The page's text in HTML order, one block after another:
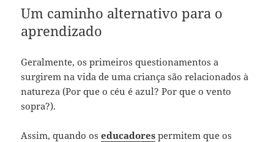
Um caminho alternativo para o
aprendizado
Geralmente, os primeiros questionamentos a
surgirem na vida de uma criança são relacionados à
natureza (Por que o céu é azul? Por que o vento
sopra?).
Assim, quando oseducadores permitem que os